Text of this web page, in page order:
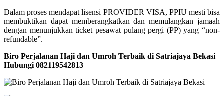
Dalam proses mendapat lisensi PROVIDER VISA, PPIU mesti bisa
membuktikan dapat memberangkatkan dan memulangkan jamaah
dengan menunjukkan ticket pesawat pulang pergi (PP) yang “non-
refundable”.
Biro Perjalanan Haji dan Umroh Terbaik di Satriajaya Bekasi
Hubungi 082119542813